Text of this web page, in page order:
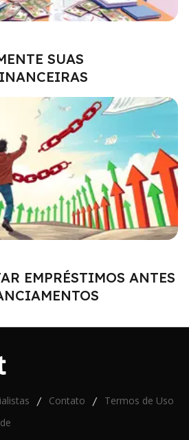
SUAS
EMPRÉSTIMOS ANTES
/ Contato / Termos de Uso